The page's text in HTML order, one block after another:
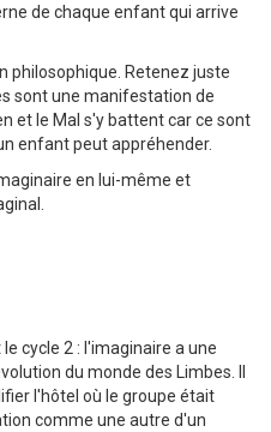
de chaque enfant qui arrive
philosophique. Retenez juste
sont une manifestation de
et le Mal s'y battent car ce sont
enfant peut appréhender.
en lui-même et
cycle 2 : l'imaginaire a une
du monde des Limbes. Il
l'hôtel où le groupe était
comme une autre d'un